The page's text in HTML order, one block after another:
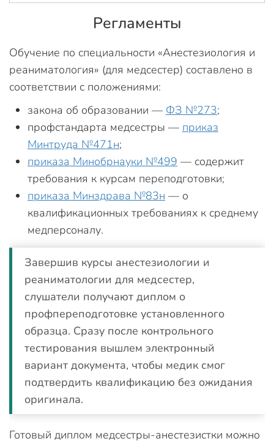
Регламенты
Обучение по специальности «Анестезиология и
реаниматология» (для медсестер) составлено в
соответствии с положениями:
закона об образовании — ФЗ №273;
профстандарта медсестры — приказ
Минтруда №471н;
приказа Минобрнауки №499 — содержит
требования к курсам переподготовки;
приказа Минздрава №83н — о
квалификационных требованиях к среднему
медперсоналу.
Завершив курсы анестезиологии и
реаниматологии для медсестер,
слушатели получают диплом о
профпереподготовке установленного
образца. Сразу после контрольного
тестирования вышлем электронный
вариант документа, чтобы медик смог
подтвердить квалификацию без ожидания
оригинала.
Готовый диплом медсестры-анестезистки можно